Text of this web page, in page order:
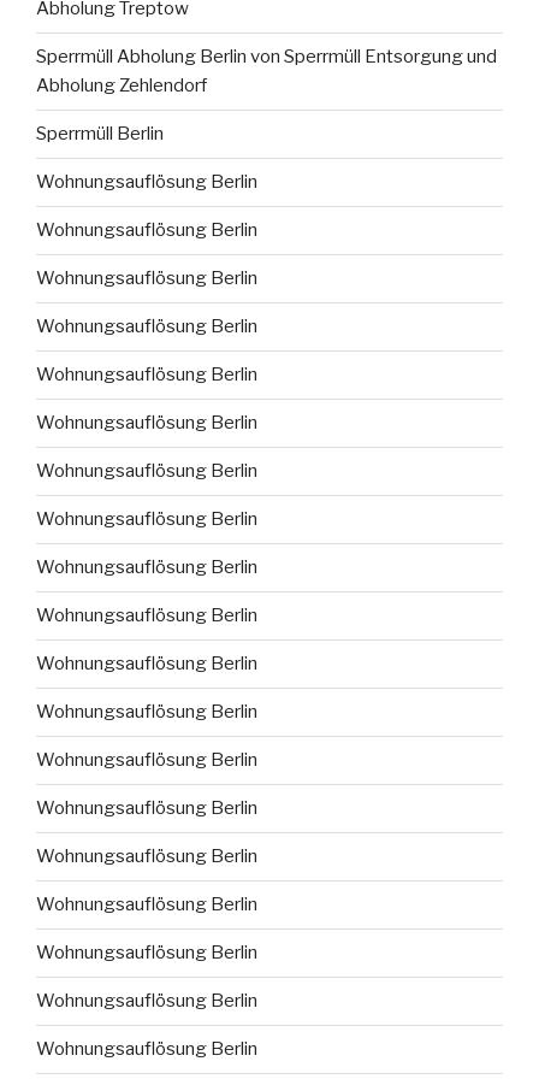
Abholung Treptow
Sperrmüll Abholung Berlin von Sperrmüll Entsorgung und
Abholung Zehlendorf
Sperrmüll Berlin
Wohnungsauflösung Berlin
Wohnungsauflösung Berlin
Wohnungsauflösung Berlin
Wohnungsauflösung Berlin
Wohnungsauflösung Berlin
Wohnungsauflösung Berlin
Wohnungsauflösung Berlin
Wohnungsauflösung Berlin
Wohnungsauflösung Berlin
Wohnungsauflösung Berlin
Wohnungsauflösung Berlin
Wohnungsauflösung Berlin
Wohnungsauflösung Berlin
Wohnungsauflösung Berlin
Wohnungsauflösung Berlin
Wohnungsauflösung Berlin
Wohnungsauflösung Berlin
Wohnungsauflösung Berlin
Wohnungsauflösung Berlin